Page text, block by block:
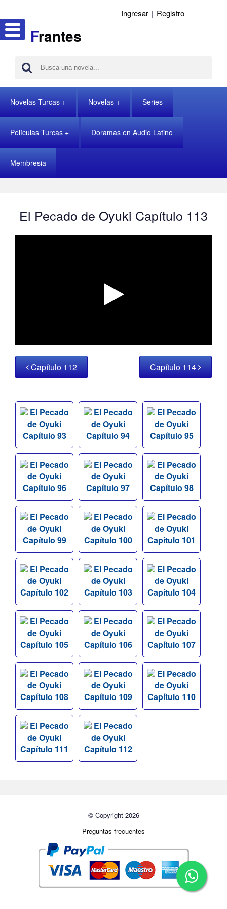
Frantes
Ingresar | Registro
Novelas Turcas Novelas Series
Películas Turcas Doramas en Audio Latino
Membresia
El Pecado de Oyuki Capítulo 113
Capítulo 112 Capítulo 114
El Pecado
de Oyuki
Capítulo 93
El Pecado
de Oyuki
Capítulo 94
El Pecado
de Oyuki
Capítulo 95
El Pecado
de Oyuki
Capítulo 96
El Pecado
de Oyuki
Capítulo 97
El Pecado
de Oyuki
Capítulo 98
El Pecado
de Oyuki
Capítulo 99
El Pecado
de Oyuki
Capítulo 100
El Pecado
de Oyuki
Capítulo 101
El Pecado
de Oyuki
Capítulo 102
El Pecado
de Oyuki
Capítulo 103
El Pecado
de Oyuki
Capítulo 104
El Pecado
de Oyuki
Capítulo 105
El Pecado
de Oyuki
Capítulo 106
El Pecado
de Oyuki
Capítulo 107
El Pecado
de Oyuki
Capítulo 108
El Pecado
de Oyuki
Capítulo 109
El Pecado
de Oyuki
Capítulo 110
El Pecado
de Oyuki
Capítulo 111
El Pecado
de Oyuki
Capítulo 112
© Copyright 2026
Preguntas frecuentes